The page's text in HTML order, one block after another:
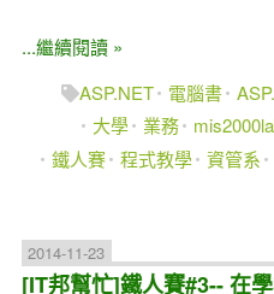
...繼續閱讀 »
ASP.NET
電腦書
大學
業務
鐵人賽 程式教學 資管系
2014-11-23
[IT邦幫忙]鐵人賽#3-- 在